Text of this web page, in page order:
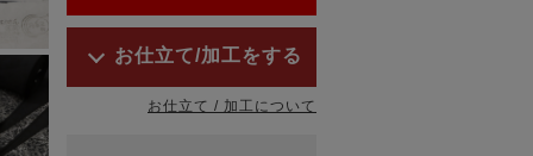
お仕立て/加工をする
お仕立て / 加工について